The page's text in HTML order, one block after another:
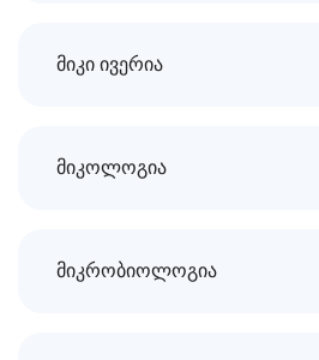
მიკი ივერია
მიკოლოგია
მიკრობიოლოგია